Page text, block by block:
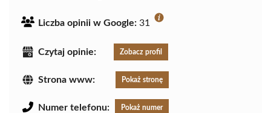
Liczba opinii w Google: 31
Czytaj opinie: Zobacz profil
Strona www: Pokaż stronę
Numer telefonu: Pokaż numer